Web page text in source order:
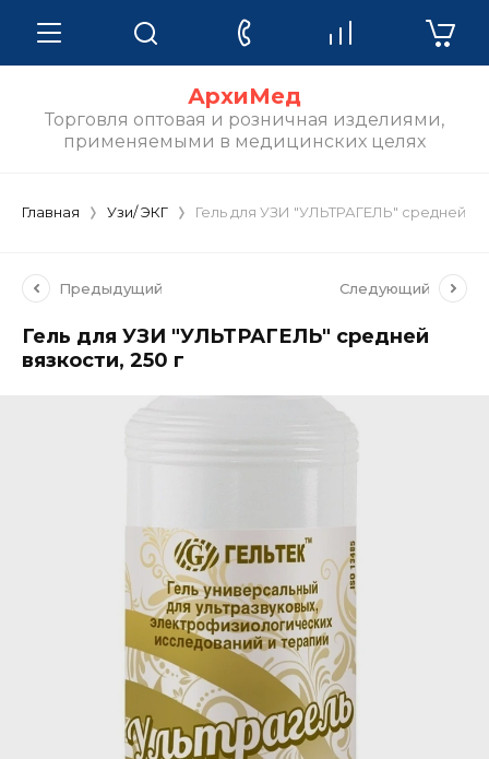
АрхиМед
Торговля оптовая и розничная изделиями,
применяемыми в медицинских целях
Главная Узи/ ЭКГ Гель для УЗИ "УЛЬТРАГЕЛЬ" средней
Предыдущий Следующий
Гель для УЗИ "УЛЬТРАГЕЛЬ" средней
вязкости, 250 г